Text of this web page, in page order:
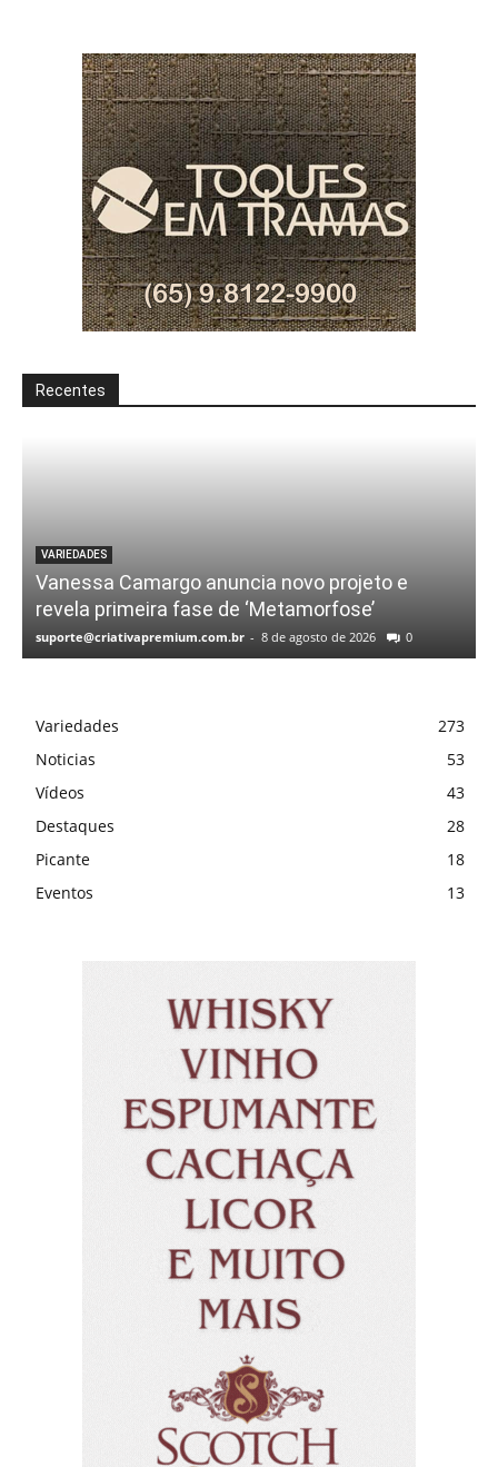
Recentes
VARIEDADES
Vanessa Camargo anuncia novo projeto e
revela primeira fase de ‘Metamorfose’
suporte@criativapremium.com.br - 8 de agosto de 2026 0
Variedades
273
Noticias
53
Vídeos
43
Destaques
28
Picante
18
Eventos
13